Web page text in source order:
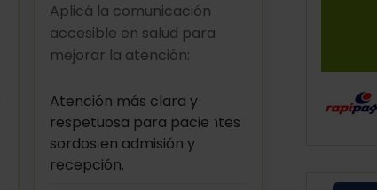
Aplicá la comunicación
accesible en salud para
mejorar la atención:
Atención más clara y
respetuosa para pacientes
sordos en admisión y
recepción.